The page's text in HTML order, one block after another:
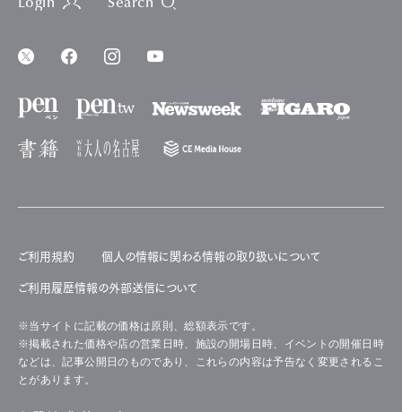
Login Search
ご利用規約 個人の情報に関わる情報の取り扱いについて
ご利用履歴情報の外部送信について
※当サイトに記載の価格は原則、総額表示です。
※掲載された価格や店の営業日時、施設の開場日時、イベントの開催日時
などは、記事公開日のものであり、これらの内容は予告なく変更されるこ
とがあります。